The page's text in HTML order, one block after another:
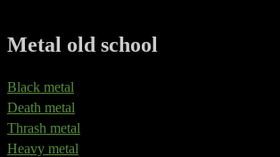
Metal old school
Black metal
Death metal
Thrash metal
Heavy metal